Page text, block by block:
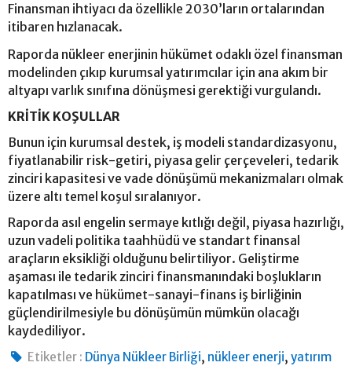
Finansman ihtiyacı da özellikle 2030’ların ortalarından
itibaren hızlanacak.
Raporda nükleer enerjinin hükümet odaklı özel finansman
modelinden çıkıp kurumsal yatırımcılar için ana akım bir
altyapı varlık sınıfına dönüşmesi gerektiği vurgulandı.
KRİTİK KOŞULLAR
Bunun için kurumsal destek, iş modeli standardizasyonu,
fiyatlanabilir risk-getiri, piyasa gelir çerçeveleri, tedarik
zinciri kapasitesi ve vade dönüşümü mekanizmaları olmak
üzere altı temel koşul sıralanıyor.
Raporda asıl engelin sermaye kıtlığı değil, piyasa hazırlığı,
uzun vadeli politika taahhüdü ve standart finansal
araçların eksikliği olduğunu belirtiliyor. Geliştirme
aşaması ile tedarik zinciri finansmanındaki boşlukların
kapatılması ve hükümet-sanayi-finans iş birliğinin
güçlendirilmesiyle bu dönüşümün mümkün olacağı
kaydediliyor.
Etiketler : Dünya Nükleer Birliği, nükleer enerji,yatırım